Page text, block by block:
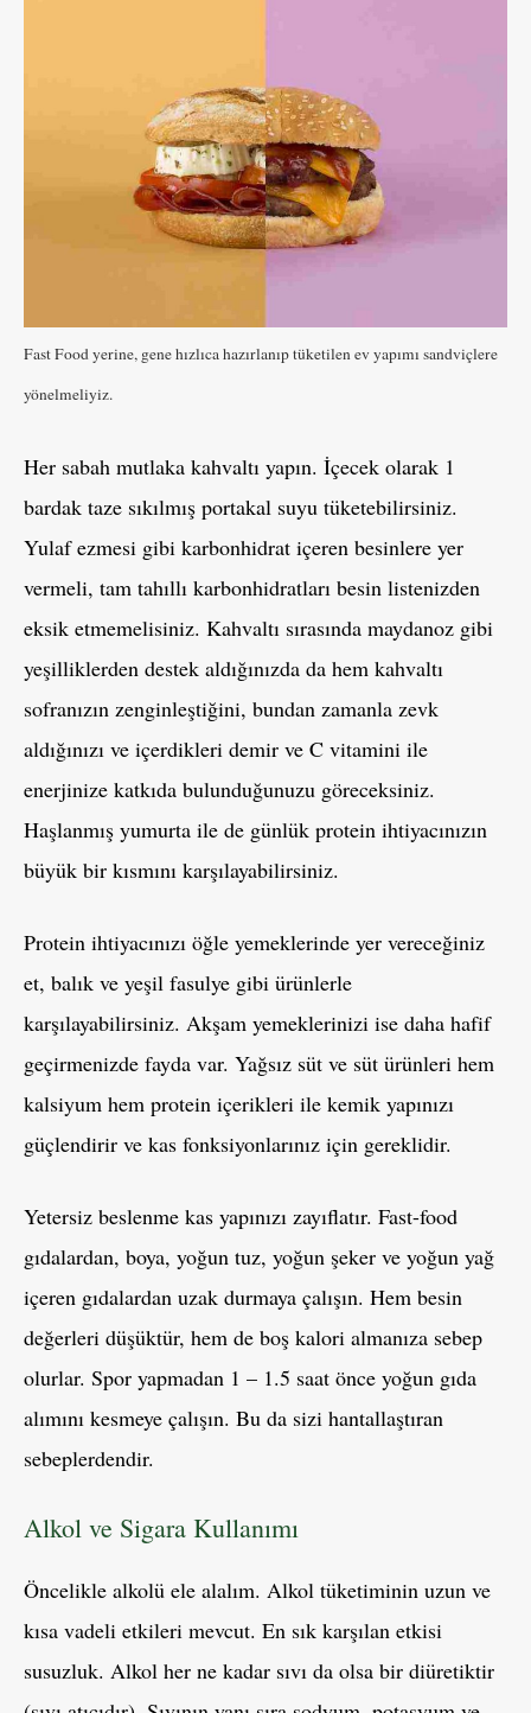
Fast Food yerine, gene hızlıca hazırlanıp tüketilen ev yapımı sandviçlere
yönelmeliyiz.
Her sabah mutlaka kahvaltı yapın. İçecek olarak 1
bardak taze sıkılmış portakal suyu tüketebilirsiniz.
Yulaf ezmesi gibi karbonhidrat içeren besinlere yer
vermeli, tam tahıllı karbonhidratları besin listenizden
eksik etmemelisiniz. Kahvaltı sırasında maydanoz gibi
yeşilliklerden destek aldığınızda da hem kahvaltı
sofranızın zenginleştiğini, bundan zamanla zevk
aldığınızı ve içerdikleri demir ve C vitamini ile
enerjinize katkıda bulunduğunuzu göreceksiniz.
Haşlanmış yumurta ile de günlük protein ihtiyacınızın
büyük bir kısmını karşılayabilirsiniz.
Protein ihtiyacınızı öğle yemeklerinde yer vereceğiniz
et, balık ve yeşil fasulye gibi ürünlerle
karşılayabilirsiniz. Akşam yemeklerinizi ise daha hafif
geçirmenizde fayda var. Yağsız süt ve süt ürünleri hem
kalsiyum hem protein içerikleri ile kemik yapınızı
güçlendirir ve kas fonksiyonlarınız için gereklidir.
Yetersiz beslenme kas yapınızı zayıflatır. Fast-food
gıdalardan, boya, yoğun tuz, yoğun şeker ve yoğun yağ
içeren gıdalardan uzak durmaya çalışın. Hem besin
değerleri düşüktür, hem de boş kalori almanıza sebep
olurlar. Spor yapmadan 1 – 1.5 saat önce yoğun gıda
alımını kesmeye çalışın. Bu da sizi hantallaştıran
sebeplerdendir.
Alkol ve Sigara Kullanımı
Öncelikle alkolü ele alalım. Alkol tüketiminin uzun ve
kısa vadeli etkileri mevcut. En sık karşılan etkisi
susuzluk. Alkol her ne kadar sıvı da olsa bir diüretiktir